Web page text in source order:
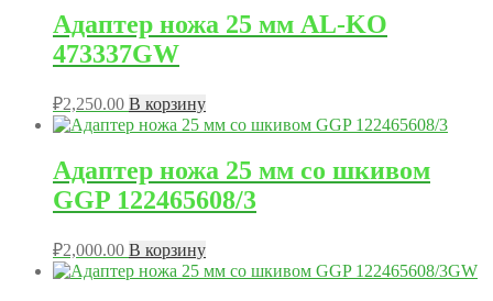
Адаптер ножа 25 мм AL-KO
473337GW
₽2,250.00 В корзину
Адаптер ножа 25 мм со шкивом
GGP 122465608/3
₽2,000.00 В корзину